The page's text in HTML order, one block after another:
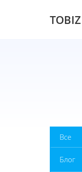
TOBIZ
Все
Блог